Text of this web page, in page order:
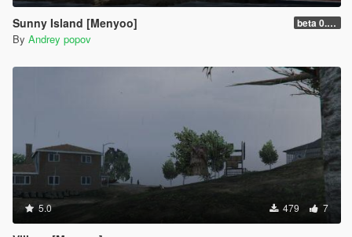
Sunny Island [Menyoo] beta 0.0.1
By Andrey popov
5.0 479 7